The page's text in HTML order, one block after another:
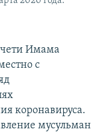
Имама
с
коронавируса.
мусульман